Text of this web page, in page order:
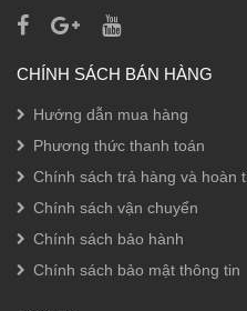
CHÍNH SÁCH BÁN HÀNG
Hướng dẫn mua hàng
Phương thức thanh toán
Chính sách trả hàng và hoàn
Chính sách vận chuyển
Chính sách bảo hành
Chính sách bảo mật thông tin